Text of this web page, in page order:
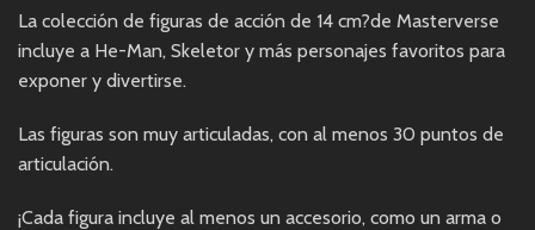
La colección de figuras de acción de 14 cm?de Masterverse
incluye a He-Man, Skeletor y más personajes favoritos para
exponer y divertirse.
Las figuras son muy articuladas, con al menos 30 puntos de
articulación.
¡Cada figura incluye al menos un accesorio, como un arma o